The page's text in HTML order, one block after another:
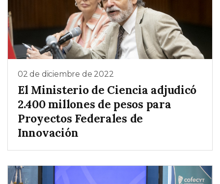
02 de diciembre de 2022
El Ministerio de Ciencia adjudicó
2.400 millones de pesos para
Proyectos Federales de
Innovación